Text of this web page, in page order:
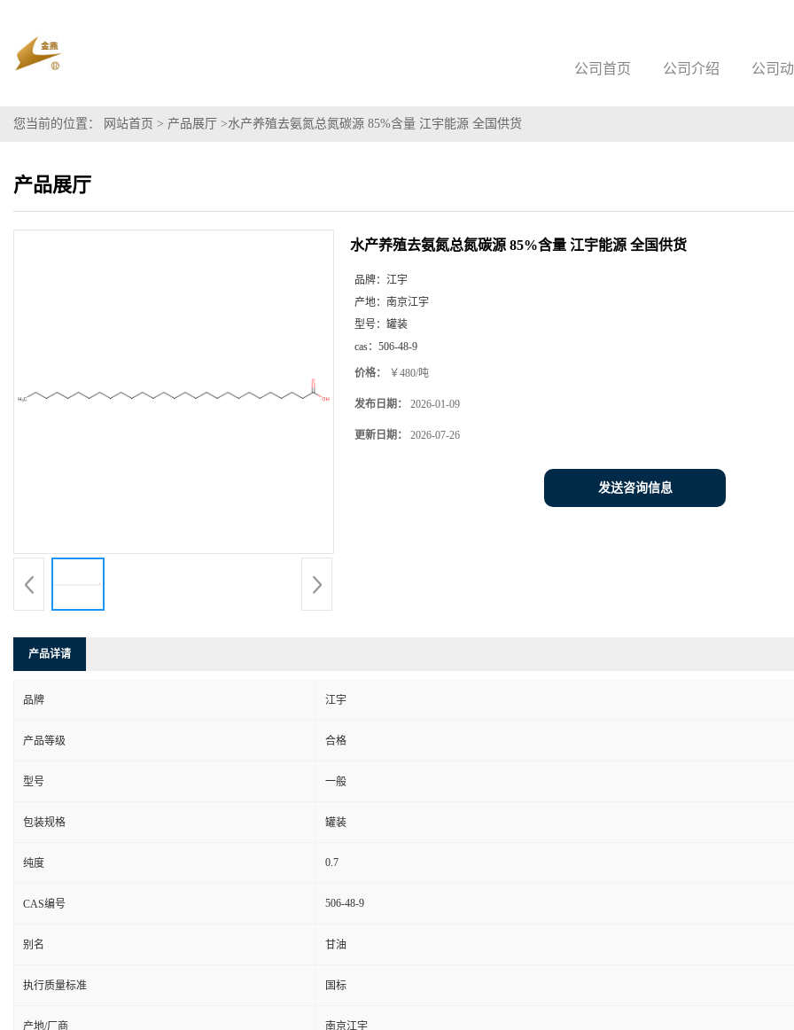
公司首页 公司介绍 公司
您当前的位置： 网站首页 > 产品展厅 >水产养殖去氨氮总氮碳源 85%含量 江宇能源 全国供货
产品展厅
水产养殖去氨氮总氮碳源 85%含量 江宇能源 全国供货
品牌： 江宇
产地： 南京江宇
型号： 罐装
cas： 506-48-9
价格： ￥480/吨
发布日期： 2026-01-09
更新日期： 2026-07-26
发送咨询信息
产品详请
品牌 江宇
产品等级 合格
型号 一般
包装规格 罐装
纯度 0.7
CAS编号 506-48-9
别名 甘油
执行质量标准 国标
产地/厂商 南京江宇